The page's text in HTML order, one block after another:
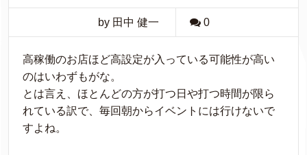
by 田中 健一 0
高稼働のお店ほど高設定が入っている可能性が高い
のはいわずもがな。
とは言え、ほとんどの方が打つ日や打つ時間が限ら
れている訳で、毎回朝からイベントには行けないで
すよね。